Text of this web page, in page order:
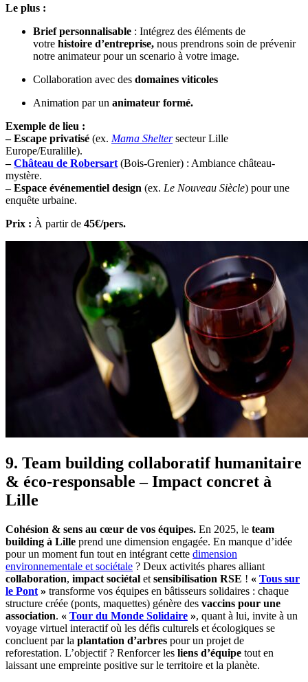
Le plus :
Brief personnalisable : Intégrez des éléments de
votre histoire d’entreprise, nous prendrons soin de prévenir
notre animateur pour un scenario à votre image.
Collaboration avec des domaines viticoles
Animation par un animateur formé.
Exemple de lieu :
–Escape privatisé (ex. Mama Sheltersecteur Lille
Europe/Euralille).
–Château de Robersart (Bois-Grenier) : Ambiance château-
mystère.
– Espace événementiel design (ex. Le Nouveau Siècle) pour une
enquête urbaine.
Prix : À partir de 45€/pers.
9. Team building collaboratif humanitaire
& éco-responsable – Impact concret à
Lille
Cohésion & sens au cœur de vos équipes. En 2025, le team
building à Lille prend une dimension engagée. En manque d’idée
pour un moment fun tout en intégrant cette dimension
environnementale et sociétale ? Deux activités phares alliant
collaboration, impact sociétal et sensibilisation RSE ! « Tous sur
le Pont » transforme vos équipes en bâtisseurs solidaires : chaque
structure créée (ponts, maquettes) génère des vaccins pour une
association. « Tour du Monde Solidaire », quant à lui, invite à un
voyage virtuel interactif où les défis culturels et écologiques se
concluent par la plantation d’arbres pour un projet de
reforestation. L’objectif ? Renforcer les liens d’équipe tout en
laissant une empreinte positive sur le territoire et la planète.